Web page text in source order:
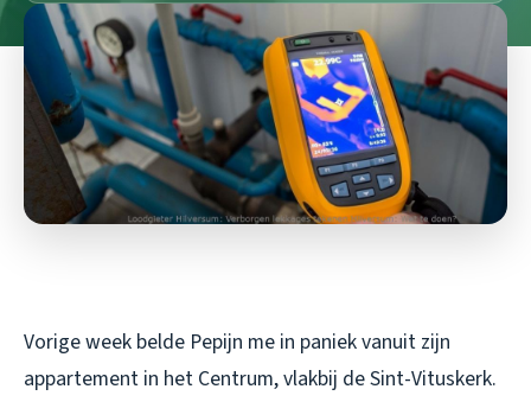
Vorige week belde Pepijn me in paniek vanuit zijn
appartement in het Centrum, vlakbij de Sint-Vituskerk.